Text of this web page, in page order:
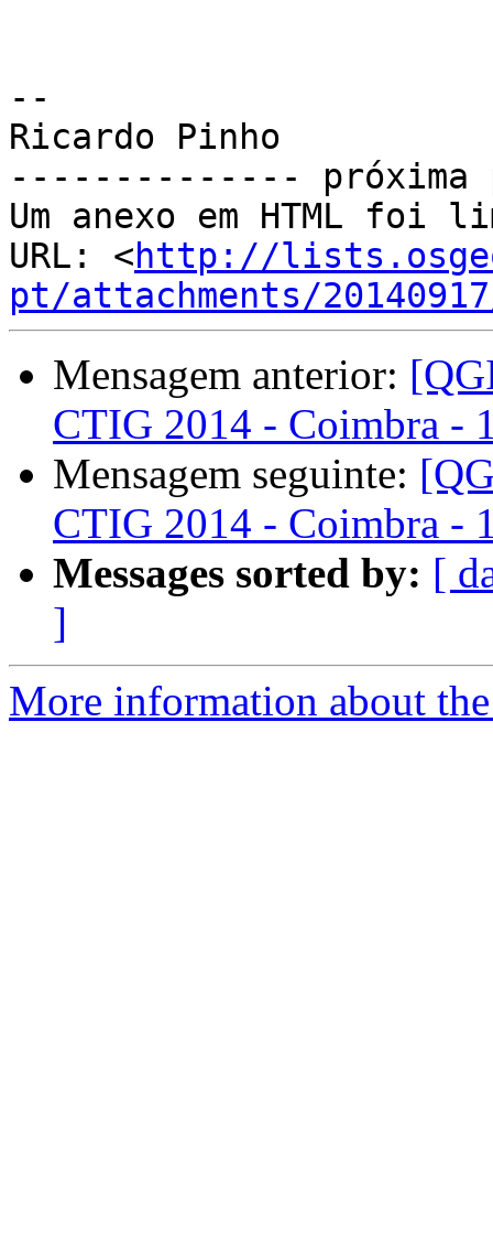
--
Ricardo Pinho
--------------
Um anexo em HTML foi
URL: <http://
pt/attachments/
Mensagem anterior:
CTIG 2014 - Coimbra -
Mensagem seguinte:
CTIG 2014 - Coimbra -
Messages sorted by: [
]
More information about